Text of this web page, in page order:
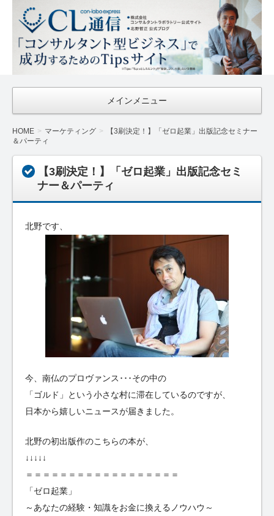
CL通信
｜Con-
Labo
メインメニュー
HOME マーケティング
【3刷決定！】「ゼロ起業」出版記念セミナー
＆パーティ
【3刷決定！】「ゼロ起業」出版記念セミ
ナー＆パーティ
北野です、
今、南仏のプロヴァンス･･･その中の
「ゴルド」という小さな村に滞在しているのですが、
日本から嬉しいニュースが届きました。
北野の初出版作のこちらの本が、
↓↓↓↓↓
＝＝＝＝＝＝＝＝＝＝＝＝＝＝＝＝＝＝
「ゼロ起業」
～あなたの経験・知識をお金に換えるノウハウ～